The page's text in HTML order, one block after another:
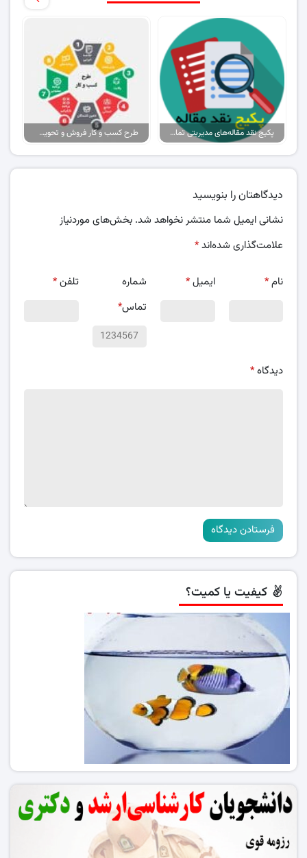
پکیج نقد مقاله‌های مدیریتی تمام گرایش‌ها طرح کسب و کار فروش و تحویل پیتزا در ایران
دیدگاهتان را بنویسید
نشانی ایمیل شما منتشر نخواهد شد. بخش‌های موردنیاز
علامت‌گذاری شده‌اند*
نام* ایمیل*
شماره
تماس*
تلفن*
دیدگاه*
کیفیت یا کمیت؟